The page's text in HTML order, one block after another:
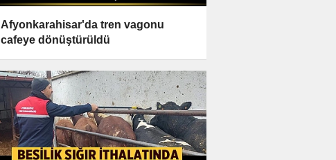
Afyonkarahisar'da tren vagonu
cafeye dönüştürüldü